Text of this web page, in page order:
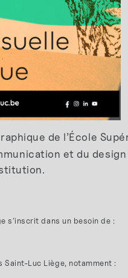
de l’École
et du
s’inscrit dans un besoin de :
Saint-Luc Liège, notamment :